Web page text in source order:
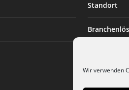
Wir verwenden
Standort